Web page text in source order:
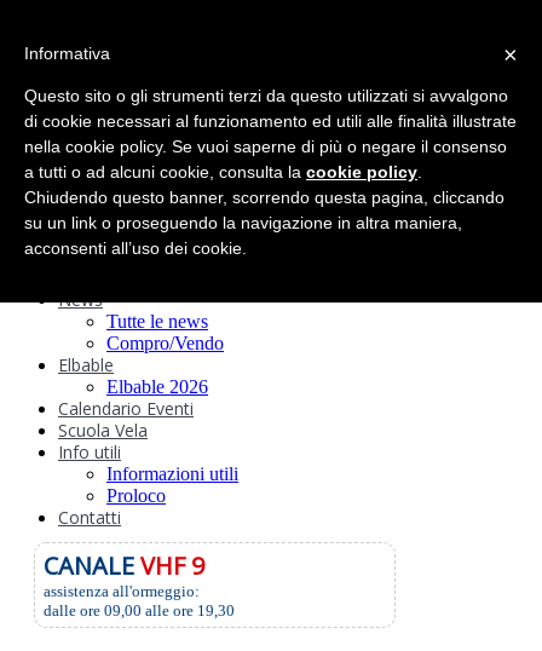
Circolo
Statuto e
Regolamenti
Storia
Ormeggi
Sede e Servizi
Attività
Safeguarding
News
Tutte le news
Compro/Vendo
Elbable
Elbable 2026
Calendario Eventi
Scuola Vela
Info utili
Informazioni utili
Proloco
Contatti
CANALEVHF 9
assistenza all'ormeggio:
dalle ore 09,00 alle ore 19,30
×
Informativa
Questo sito o gli strumenti terzi da questo utilizzati si avvalgono
di cookie necessari al funzionamento ed utili alle finalità illustrate
nella cookie policy. Se vuoi saperne di più o negare il consenso
a tutti o ad alcuni cookie, consulta la cookie policy
Chiudendo questo banner, scorrendo questa pagina, cliccando
su un link o proseguendo la navigazione in altra maniera,
acconsenti all’uso dei cookie.